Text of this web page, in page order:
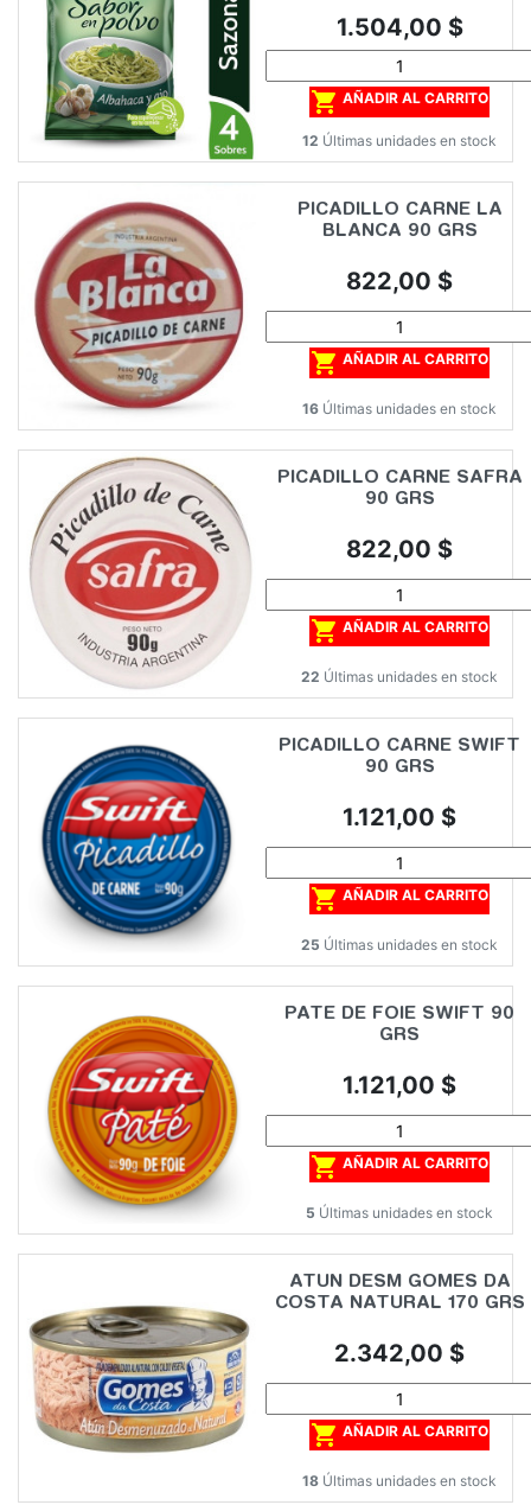
Precio
1.504,00 $
 AÑADIR AL CARRITO
12 Últimas unidades en stock
PICADILLO CARNE LA
BLANCA 90 GRS
Precio
822,00 $
 AÑADIR AL CARRITO
16 Últimas unidades en stock
PICADILLO CARNE SAFRA
90 GRS
Precio
822,00 $
 AÑADIR AL CARRITO
22 Últimas unidades en stock
PICADILLO CARNE SWIFT
90 GRS
Precio
1.121,00 $
 AÑADIR AL CARRITO
25 Últimas unidades en stock
PATE DE FOIE SWIFT 90
GRS
Precio
1.121,00 $
 AÑADIR AL CARRITO
5 Últimas unidades en stock
ATUN DESM GOMES DA
COSTA NATURAL 170 GRS
Precio
2.342,00 $
 AÑADIR AL CARRITO
18 Últimas unidades en stock